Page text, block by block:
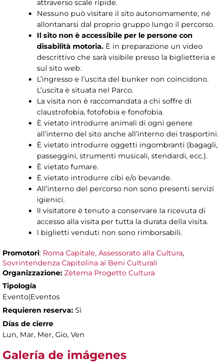
attraverso scale ripide.
Nessuno può visitare il sito autonomamente, né
allontanarsi dal proprio gruppo lungo il percorso.
Il sito non è accessibile per le persone con
disabilità motoria.È in preparazione un video
descrittivo che sarà visibile presso la biglietteria e
sul sito web.
L’ingresso e l’uscita del bunker non coincidono.
L’uscita è situata nel Parco.
La visita non è raccomandata a chi soffre di
claustrofobia, fotofobia e fonofobia.
È vietato introdurre animali di ogni genere
all’interno del sito anche all’interno dei trasportini.
È vietato introdurre oggetti ingombranti (bagagli,
passeggini, strumenti musicali, stendardi, ecc.).
È vietato fumare.
È vietato introdurre cibi e/o bevande.
All’interno del percorso non sono presenti servizi
igienici.
Il visitatore è tenuto a conservare la ricevuta di
accesso alla visita per tutta la durata della visita.
I biglietti venduti non sono rimborsabili.
Promotori: Roma Capitale, Assessorato alla Cultura,
Sovrintendenza Capitolina ai Beni Culturali
Organizzazione: Zètema Progetto Cultura
Tipología
Evento|Eventos
Requieren reserva: Sì
Días de cierre
Lun, Mar, Mer, Gio, Ven
Galería de imágenes